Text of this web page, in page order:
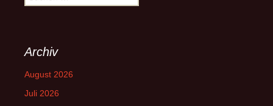
nach:
Archiv
August 2026
Juli 2026